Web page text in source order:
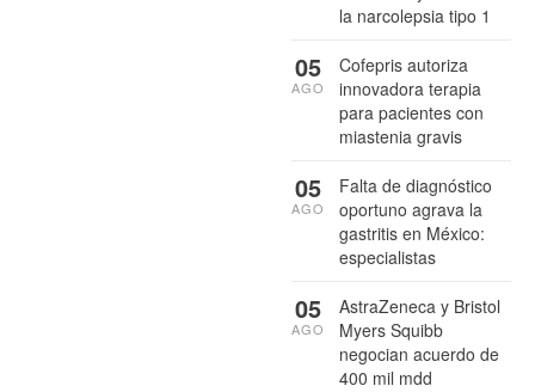
la narcolepsia tipo 1
Cofepris autoriza
innovadora terapia
para pacientes con
miastenia gravis
05
AGO
Falta de diagnóstico
oportuno agrava la
gastritis en México:
especialistas
05
AGO
AstraZeneca y Bristol
Myers Squibb
negocian acuerdo de
400 mil mdd
05
AGO